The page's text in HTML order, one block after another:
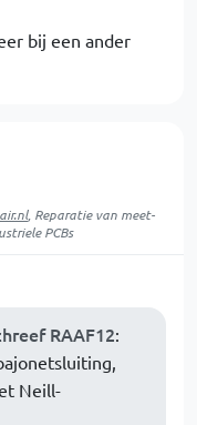
bij een ander
, Reparatie van meet-
PCBs
RAAF12:
Neill-